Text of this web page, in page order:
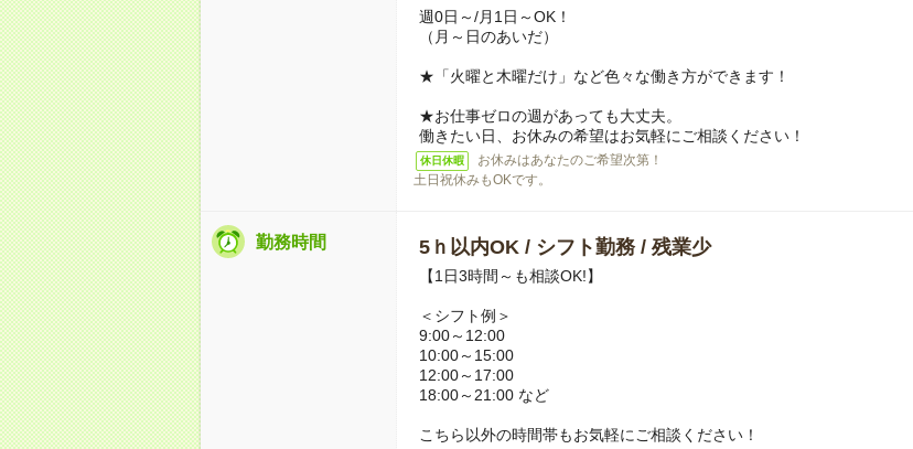
週0日～/月1日～OK！
（月～日のあいだ）
★「火曜と木曜だけ」など色々な働き方ができます！
★お仕事ゼロの週があっても大丈夫。
働きたい日、お休みの希望はお気軽にご相談ください！
休日休暇
お休みはあなたのご希望次第！
土日祝休みもOKです。
勤務時間 5ｈ以内OK / シフト勤務 / 残業少
【1日3時間～も相談OK!】
＜シフト例＞
9:00～12:00
10:00～15:00
12:00～17:00
18:00～21:00 など
こちら以外の時間帯もお気軽にご相談ください！